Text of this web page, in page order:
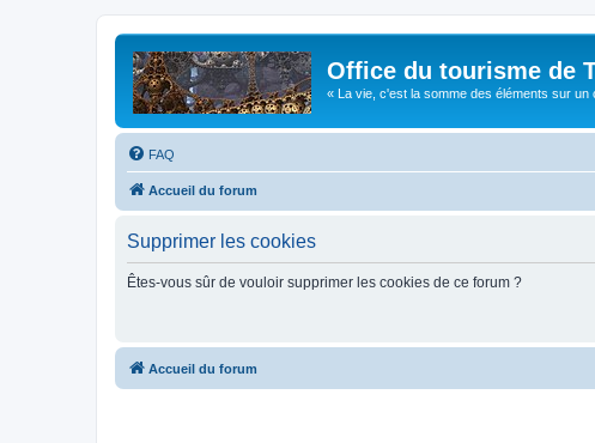
Office du tourisme de
« La vie, c'est la somme des éléments sur un
FAQ
Accueil du forum
Supprimer les cookies
Êtes-vous sûr de vouloir supprimer les cookies de ce forum ?
Accueil du forum